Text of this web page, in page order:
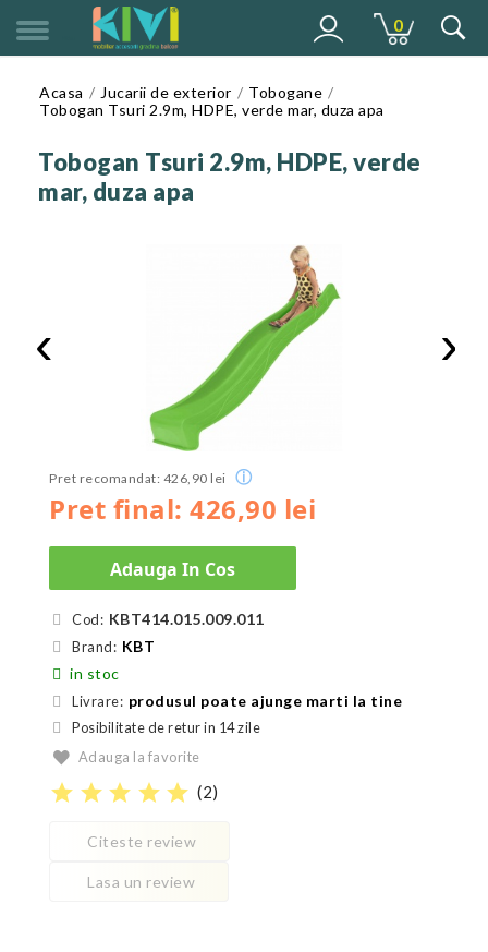
0
Acasa Jucarii de exterior
Tobogane
Tobogan Tsuri 2.9m, HDPE, verde mar, duza apa
Tobogan Tsuri 2.9m, HDPE, verde
mar, duza apa
‹ ›
Pret final: 426,90 lei
Pret recomandat: 426,90 lei ⓘ
Adauga In Cos
Cod: KBT414.015.009.011
Brand: KBT
in stoc
Livrare: produsul poate ajunge marti la tine
Posibilitate de retur in 14 zile
Adauga la favorite
star star star star star (2)
Citeste review
Lasa un review